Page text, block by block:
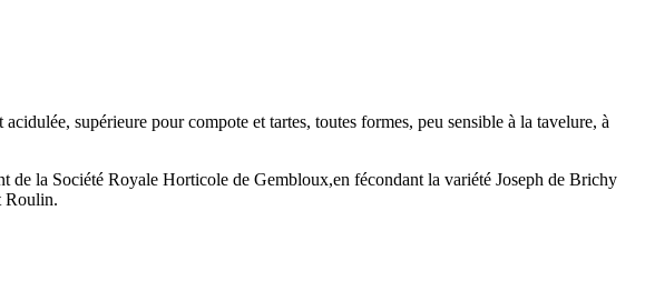
supérieure pour compote et tartes, toutes formes, peu sensible à la tavelure, à
la Société Royale Horticole de Gembloux,en fécondant la variété Joseph de Brichy
Roulin.